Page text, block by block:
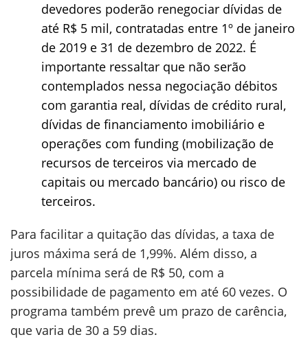
devedores poderão renegociar dívidas de
até R$ 5 mil, contratadas entre 1º de janeiro
de 2019 e 31 de dezembro de 2022. É
importante ressaltar que não serão
contemplados nessa negociação débitos
com garantia real, dívidas de crédito rural,
dívidas de financiamento imobiliário e
operações com funding (mobilização de
recursos de terceiros via mercado de
capitais ou mercado bancário) ou risco de
terceiros.
Para facilitar a quitação das dívidas, a taxa de
juros máxima será de 1,99%. Além disso, a
parcela mínima será de R$ 50, com a
possibilidade de pagamento em até 60 vezes. O
programa também prevê um prazo de carência,
que varia de 30 a 59 dias.